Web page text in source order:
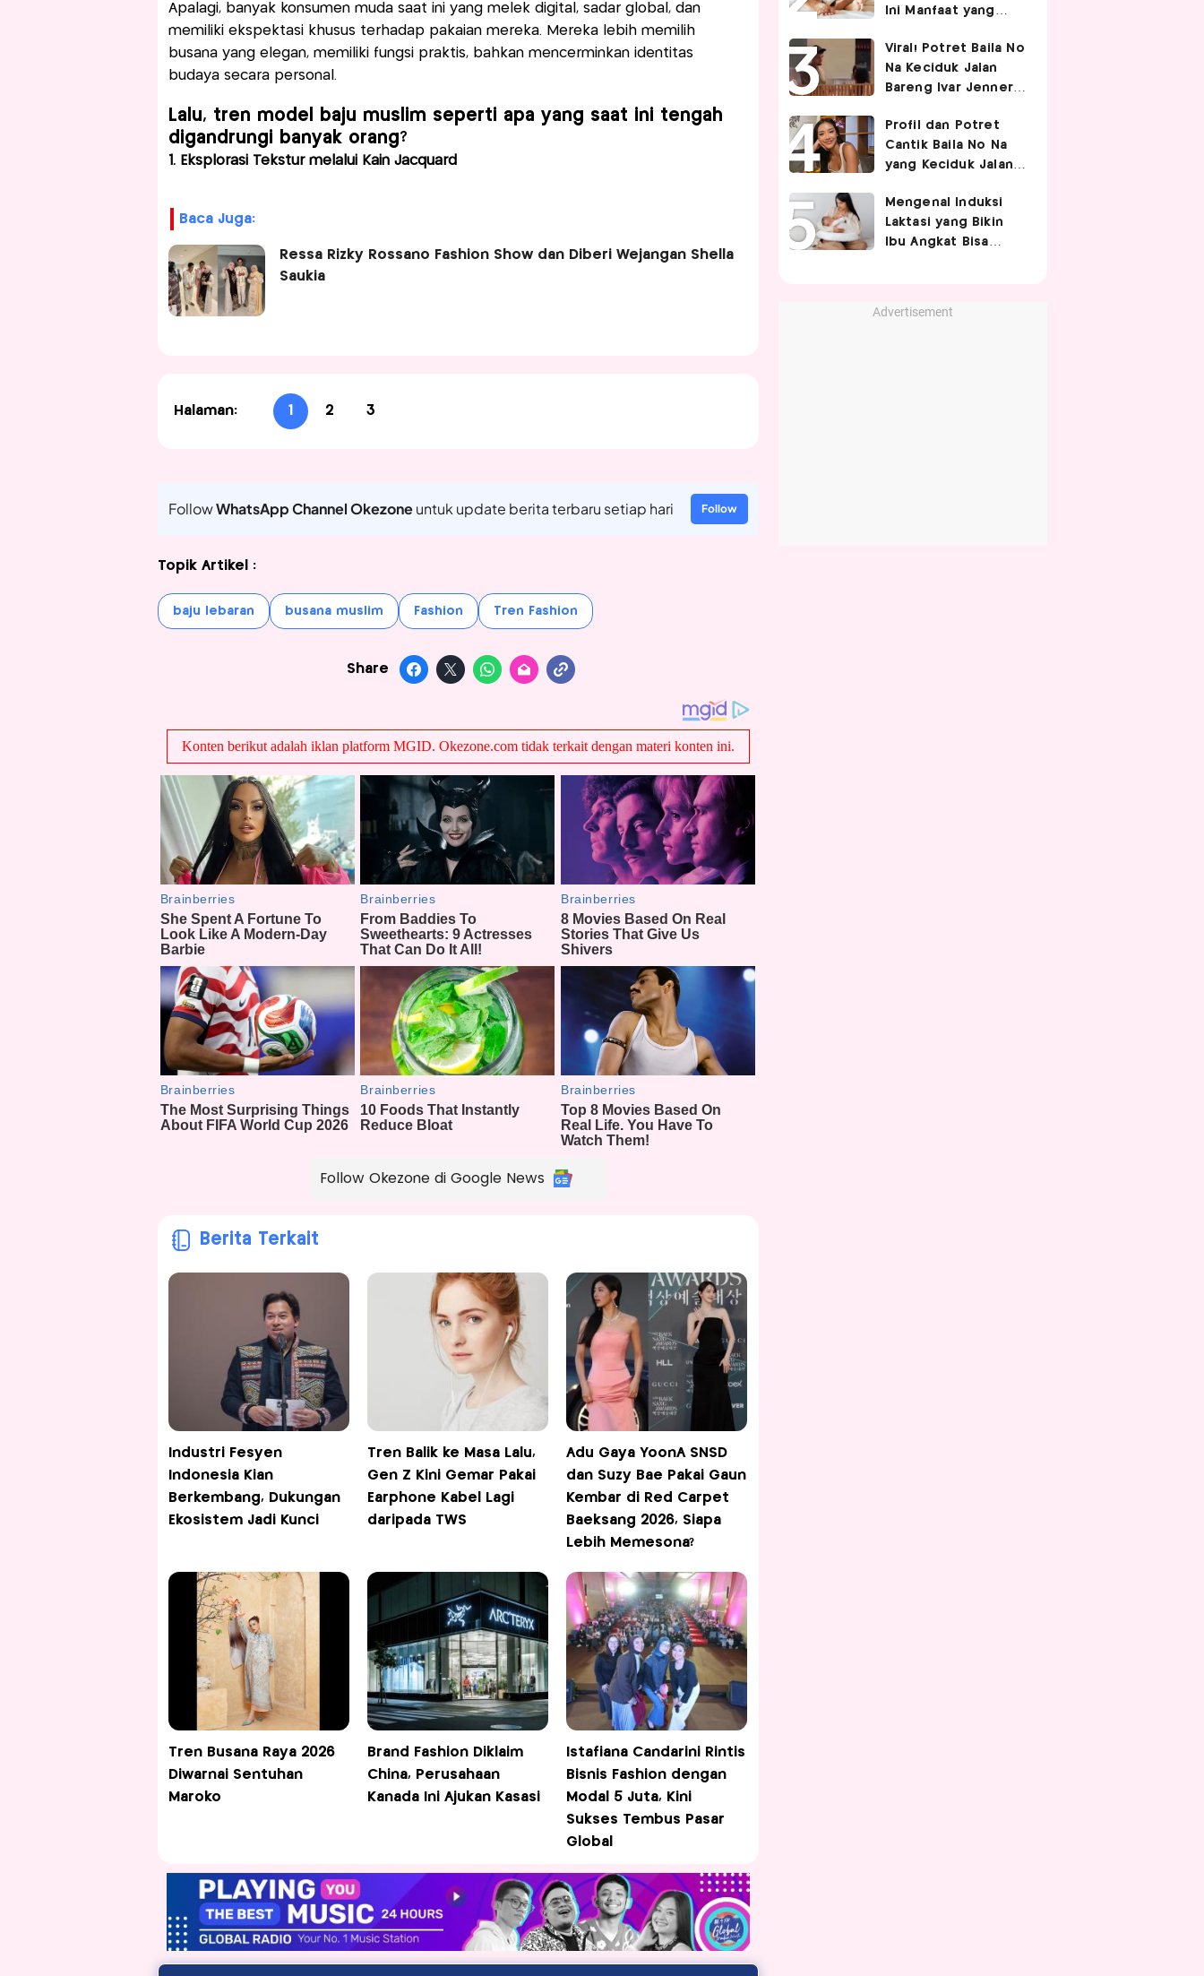
Apalagi, banyak konsumen muda saat ini yang melek digital, sadar global, dan
memiliki ekspektasi khusus terhadap pakaian mereka. Mereka lebih memilih
busana yang elegan, memiliki fungsi praktis, bahkan mencerminkan identitas
budaya secara personal.
Lalu, tren model baju muslim seperti apa yang saat ini tengah
digandrungi banyak orang?
1. Eksplorasi Tekstur melalui Kain Jacquard
Baca Juga:
Ressa Rizky Rossano Fashion Show dan Diberi Wejangan Shella
Saukia
Halaman: 1 2 3
FollowWhatsApp Channel Okezoneuntuk update berita terbaru setiap hari Follow
Topik Artikel :
baju lebaran busana muslim Fashion Tren Fashion
Share
Follow Okezone di Google News
Berita Terkait
Industri Fesyen
Indonesia Kian
Berkembang, Dukungan
Ekosistem Jadi Kunci
Tren Balik ke Masa Lalu,
Gen Z Kini Gemar Pakai
Earphone Kabel Lagi
daripada TWS
Adu Gaya YoonA SNSD
dan Suzy Bae Pakai Gaun
Kembar di Red Carpet
Baeksang 2026, Siapa
Lebih Memesona?
Tren Busana Raya 2026
Diwarnai Sentuhan
Maroko
Brand Fashion Diklaim
China, Perusahaan
Kanada Ini Ajukan Kasasi
Istafiana Candarini Rintis
Bisnis Fashion dengan
Modal 5 Juta, Kini
Sukses Tembus Pasar
Global
Ini Manfaat yang
Pasangan
Viral! Potret Baila No
Na Keciduk Jalan
Bareng Ivar Jenner,
Profil dan Potret
Cantik Baila No Na
yang Keciduk Jalan
Timnas Indonesia
Ivar Jenner
Mengenal Induksi
Laktasi yang Bikin
Ibu Angkat Bisa
Advertisement